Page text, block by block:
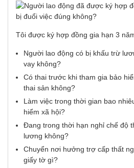
Tôi được ký hợp đồng gia hạn 3
Người lao động có bị khấu trừ
vay không?
Có thai trước khi tham gia bảo
thai sản không?
Làm việc trong thời gian bao
hiểm xã hội?
Đang trong thời hạn nghỉ chế độ
lương không?
Chuyển nơi hưởng trợ cấp thất
giấy tờ gì?